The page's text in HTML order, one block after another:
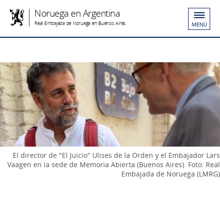
Noruega en Argentina
Real Embajada de Noruega en Buenos Aires MENÚ
El director de "El Juicio" Ulises de la Orden y el Embajador Lars
Vaagen en la sede de Memoria Abierta (Buenos Aires). Foto: Real
Embajada de Noruega (LMRG)